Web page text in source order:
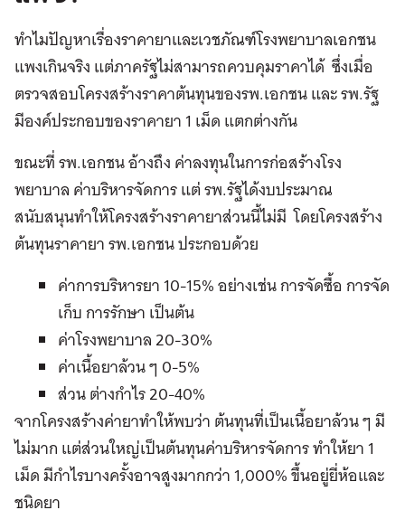
ทำไมปัญหาเรื่องราคายาและเวชภัณฑ์โรงพยาบาลเอกชน
แพงเกินจริง แต่ภาครัฐไม่สามารถควบคุมราคาได้ ซึ่งเมื่อ
ตรวจสอบโครงสร้างราคาต้นทุนของรพ.เอกชน และ รพ.รัฐ
มีองค์ประกอบของราคายา 1 เม็ด แตกต่างกัน
ขณะที่ รพ.เอกชน อ้างถึง ค่าลงทุนในการก่อสร้างโรง
พยาบาล ค่าบริหารจัดการ แต่ รพ.รัฐได้งบประมาณ
สนับสนุนทำให้โครงสร้างราคายาส่วนนี้ไม่มี โดยโครงสร้าง
ต้นทุนราคายา รพ.เอกชน ประกอบด้วย
ค่าการบริหารยา 10-15% อย่างเช่น การจัดซื้อ การจัด
เก็บ การรักษา เป็นต้น
ค่าโรงพยาบาล 20-30%
ค่าเนื้อยาล้วน ๆ 0-5%
ส่วน ต่างกำไร 20-40%
จากโครงสร้างค่ายาทำให้พบว่า ต้นทุนที่เป็นเนื้อยาล้วน ๆ มี
ไม่มาก แต่ส่วนใหญ่เป็นต้นทุนค่าบริหารจัดการ ทำให้ยา 1
เม็ด มีกำไรบางครั้งอาจสูงมากกว่า 1,000% ขึ้นอยู่ยี่ห้อและ
ชนิดยา